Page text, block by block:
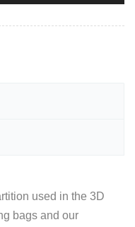
used in the 3D
bags and our